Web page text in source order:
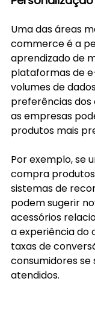
Uma das áreas
commerce é a
aprendizado de
plataformas de
volumes de
preferências dos
as empresas
produtos mais
Por exemplo, se
compra
sistemas de
podem sugerir
acessórios
a experiência do
taxas de
consumidores
atendidos.